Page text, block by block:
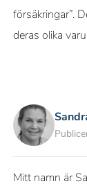
försäkringar”.
deras olika
Mitt namn är